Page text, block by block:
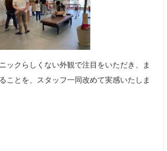
ックらしくない外観で注目をいただき、ま
ことを、スタッフ一同改めて実感いたしま